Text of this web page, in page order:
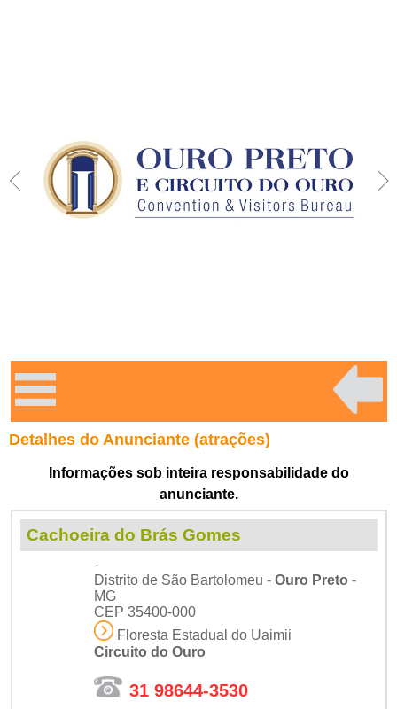
Detalhes do Anunciante (atrações)
Informações sob inteira responsabilidade do
anunciante.
Cachoeira do Brás Gomes
-
Distrito de São Bartolomeu - Ouro Preto -
MG
CEP 35400-000
Floresta Estadual do Uaimii
Circuito do Ouro
31 98644-3530